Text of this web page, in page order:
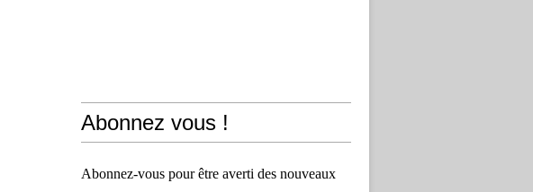
Abonnez vous !
Abonnez-vous pour être averti des nouveaux